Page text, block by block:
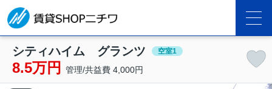
シティハイム グランツ 空室1
8.5万円 管理/共益費 4,000円